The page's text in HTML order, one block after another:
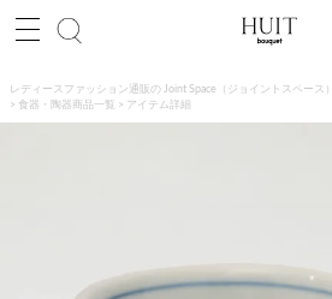
レディースファッション通販の Joint Space（ジョイントスペース）
食器・陶器商品一覧
アイテム詳細